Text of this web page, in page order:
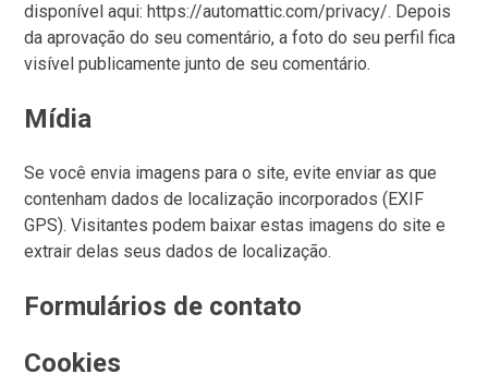
disponível aqui: https://automattic.com/privacy/. Depois
da aprovação do seu comentário, a foto do seu perfil fica
visível publicamente junto de seu comentário.
Mídia
Se você envia imagens para o site, evite enviar as que
contenham dados de localização incorporados (EXIF
GPS). Visitantes podem baixar estas imagens do site e
extrair delas seus dados de localização.
Formulários de contato
Cookies